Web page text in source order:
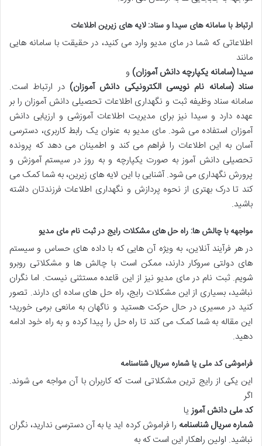
ارتباط با سامانه های سیدا و سناد: لایه های زیرین اطلاعات
اطلاعاتی که شما در مای مدیو وارد می کنید، در حقیقت با سامانه هایی
مانند
سیدا (سامانه یکپارچه دانش آموزان) و
سناد (سامانه نام نویسی الکترونیکی دانش آموزان) در ارتباط است.
سامانه سناد وظیفه ثبت و نگهداری اطلاعات تحصیلی دانش آموزان را بر
عهده دارد و سیدا نیز برای مدیریت اطلاعات آموزشی و ارزیابی دانش
آموزان استفاده می شود. مای مدیو به عنوان یک رابط کاربری، دسترسی
آسان به این اطلاعات را فراهم می کند و اطمینان می دهد که پرونده
تحصیلی دانش آموز به صورت یکپارچه و به روز در سیستم آموزش و
پرورش نگهداری می شود. آشنایی با این لایه های زیرین، به شما کمک می
کند تا درک بهتری از نحوه پردازش و نگهداری اطلاعات فرزندتان داشته
باشید.
مواجهه با چالش ها: راه حل های مشکلات رایج در ثبت نام مای مدیو
در هر فرآیند آنلاین، به ویژه آن هایی که با داده های حساس و سیستم
های دولتی سروکار دارند، ممکن است با چالش ها و مشکلاتی روبرو
شویم. ثبت نام در مای مدیو نیز از این قاعده مستثنی نیست. اما نگران
نباشید، بسیاری از این مشکلات رایج، راه حل های ساده ای دارند. تصور
کنید در مسیری در حال حرکت هستید و ناگهان به مانعی برمی خورید؛
این مقاله به شما کمک می کند تا راه حل را پیدا کرده و به راه خود ادامه
دهید.
فراموشی کد ملی یا شماره سریال شناسنامه
این یکی از رایج ترین مشکلاتی است که کاربران با آن مواجه می شوند.
اگر
کد ملی دانش آموزیا
شماره سریال شناسنامه را فراموش کرده اید یا به آن دسترسی ندارید، نگران
نباشید. اولین راهکار این است که به